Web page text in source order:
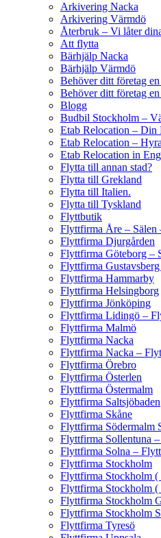
Arkivering Nacka
Arkivering Värmdö
Återbruk – Vi låter
Att flytta
Bärhjälp Nacka
Bärhjälp Värmdö
Behöver ditt företag
Behöver ditt företag
Blogg
Budbil Stockholm –
Etab Relocation –
Etab Relocation –
Etab Relocation in
Flytta till annan stad?
Flytta till Grekland
Flytta till Italien.
Flytta till Tyskland
Flyttbutik
Flyttfirma Åre – Sälen
Flyttfirma Djurgården
Flyttfirma Göteborg –
Flyttfirma
Flyttfirma Hammarby
Flyttfirma Helsingborg
Flyttfirma Jönköping
Flyttfirma Lidingö –
Flyttfirma Malmö
Flyttfirma Nacka
Flyttfirma Nacka –
Flyttfirma Örebro
Flyttfirma Österlen
Flyttfirma Östermalm
Flyttfirma Saltsjöbaden
Flyttfirma Skåne
Flyttfirma Södermalm
Flyttfirma Sollentuna
Flyttfirma Solna –
Flyttfirma Stockholm
Flyttfirma Stockholm (
Flyttfirma Stockholm (
Flyttfirma Stockholm
Flyttfirma Stockholm
Flyttfirma Tyresö